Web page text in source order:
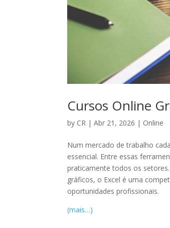
Cursos Online
by CR |Abr 21, 2026 | Online
Num mercado de trabalho
essencial. Entre essas
praticamente todos os
gráficos, o Excel é uma
oportunidades profissionais.
(mais…)